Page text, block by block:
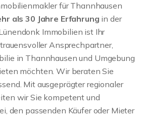
für Thannhausen
als 30 Jahre Erfahrung in der
Immobilien ist Ihr
Ansprechpartner,
in Thannhausen und Umgebung
möchten. Wir beraten Sie
Mit ausgeprägter regionaler
wir Sie kompetent und
den passenden Käufer oder Mieter